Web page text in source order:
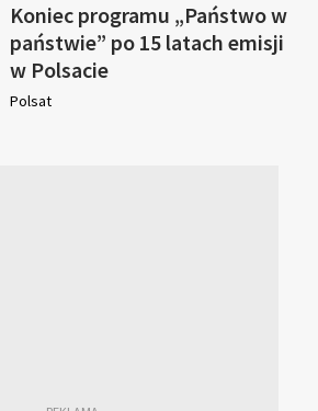
Koniec programu „Państwo w
państwie” po 15 latach emisji
w Polsacie
Polsat